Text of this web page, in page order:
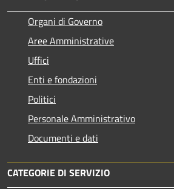
Organi di Governo
Aree Amministrative
Uffici
Enti e fondazioni
Politici
Personale Amministrativo
Documenti e dati
CATEGORIE DI SERVIZIO